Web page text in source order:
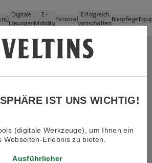
Digitale
Lösungen
E-
Mobility
Personal
Erfolgreich
wirtschaften
Bierpflege
GASTRO+
Hier können Sie sich anmelden, um
Bei Fragen wenden Sie sich gerne an
IST UNS WICHTIG!
(digitale Werkzeuge), um Ihnen ein
Webseiten-Erlebnis zu bieten.
Ausführlicher